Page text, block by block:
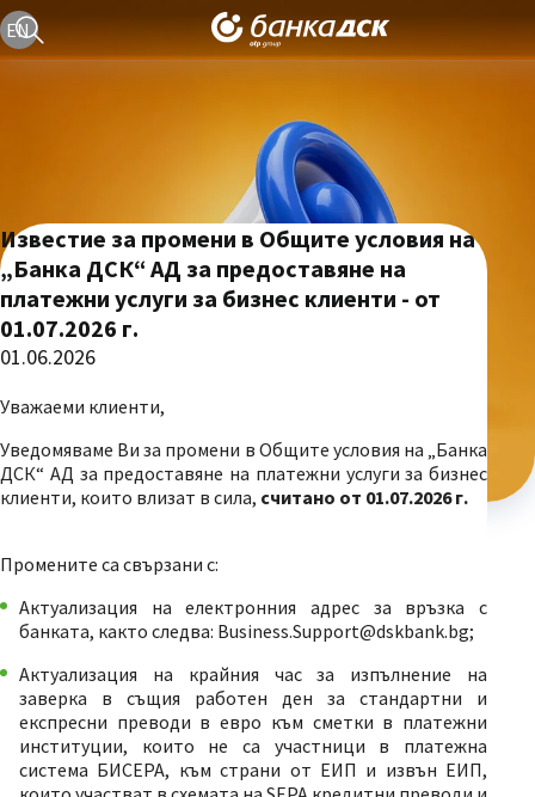
Текуща езикова версия е българска
EN
Известие за промени в Общите условия на
„Банка ДСК“ АД за предоставяне на
платежни услуги за бизнес клиенти - от
01.07.2026 г.
01.06.2026
Уважаеми клиенти,
Уведомяваме Ви за промени в Общите условия на „Банка
ДСК“ АД за предоставяне на платежни услуги за бизнес
клиенти, които влизат в сила, считано от 01.07.2026 г.
Промените са свързани с:
Актуализация на електронния адрес за връзка с
банката, както следва: Business.Support@dskbank.bg;
Актуализация на крайния час за изпълнение на
заверка в същия работен ден за стандартни и
експресни преводи в евро към сметки в платежни
институции, които не са участници в платежна
система БИСЕРА, към страни от ЕИП и извън ЕИП,